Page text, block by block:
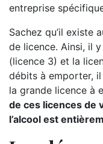
entreprise
Sachez qu’il existe
de licence. Ainsi, il
(licence 3) et la
débits à emporter,
la grande licence à
de ces licences de
l’alcool est